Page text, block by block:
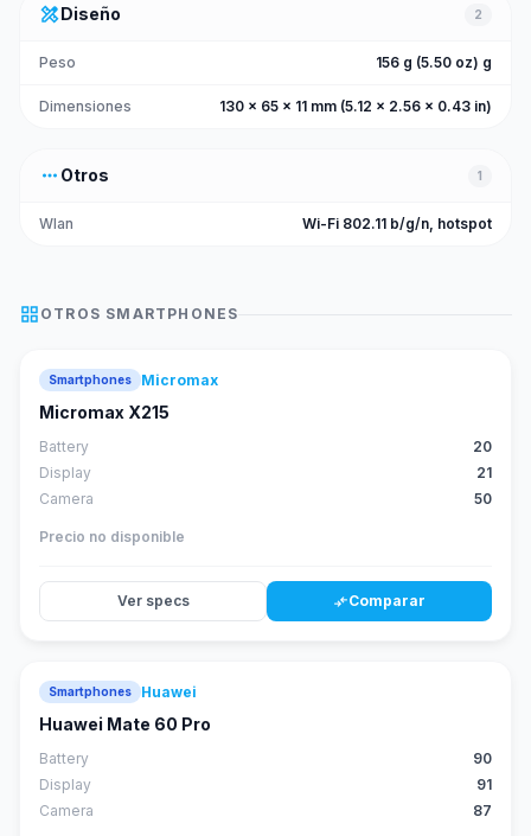
design_servicesDiseño 2
Peso 156 g (5.50 oz) g
Dimensiones 130 x 65 x 11 mm (5.12 x 2.56 x 0.43 in)
more_horiz Otros 1
Wlan Wi-Fi 802.11 b/g/n, hotspot
grid_view OTROS SMARTPHONES
Smartphones Micromax
Micromax X215
Battery
20
Display
21
Camera
50
Precio no disponible
Ver specs compare_arrowsComparar
Smartphones Huawei
Huawei Mate 60 Pro
Battery
90
Display
91
Camera
87